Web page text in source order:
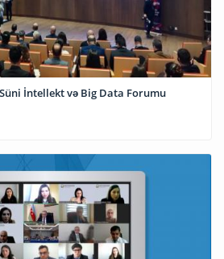
İntellekt və Big Data Forumu